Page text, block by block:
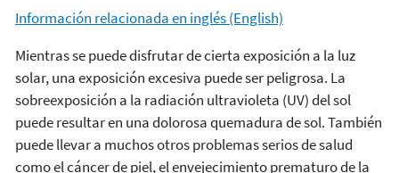
Información relacionada en inglés (English)
Mientras se puede disfrutar de cierta exposición a la luz
solar, una exposición excesiva puede ser peligrosa. La
sobreexposición a la radiación ultravioleta (UV) del sol
puede resultar en una dolorosa quemadura de sol. También
puede llevar a muchos otros problemas serios de salud
como el cáncer de piel, el envejecimiento prematuro de la